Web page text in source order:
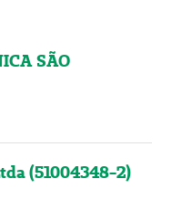
SÃO
(51004348-2)